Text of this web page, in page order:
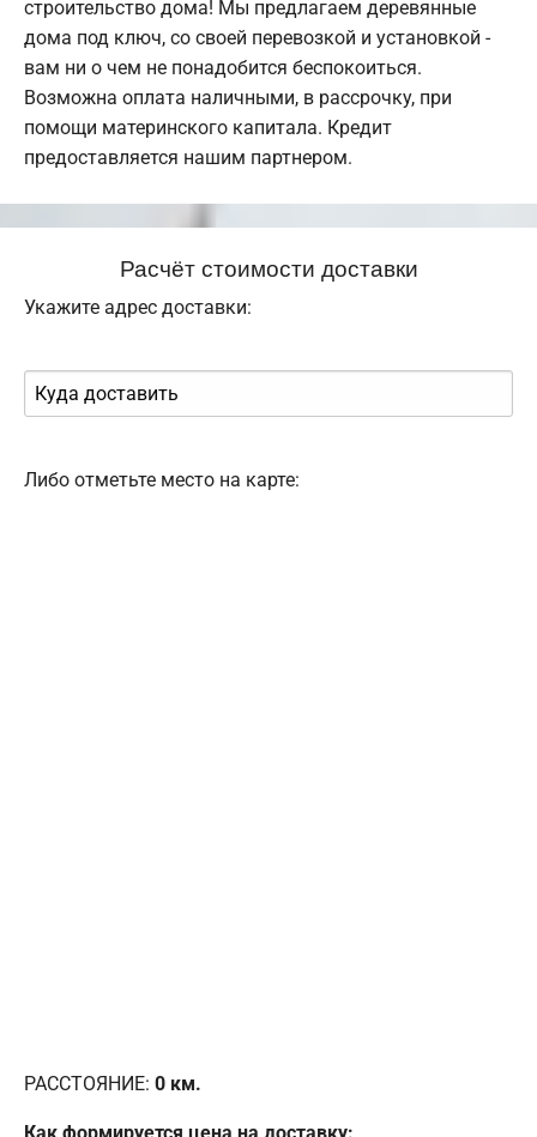
строительство дома! Мы предлагаем деревянные
дома под ключ, со своей перевозкой и установкой -
вам ни о чем не понадобится беспокоиться.
Возможна оплата наличными, в рассрочку, при
помощи материнского капитала. Кредит
предоставляется нашим партнером.
Расчёт стоимости доставки
Укажите адрес доставки:
Либо отметьте место на карте:
РАССТОЯНИЕ: 0 км.